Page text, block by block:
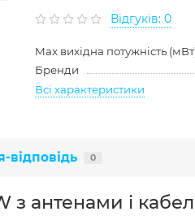
Відгуків: 0
Max вихідна потужність
Бренди
Всі характеристики
відповідь 0
з антенами і